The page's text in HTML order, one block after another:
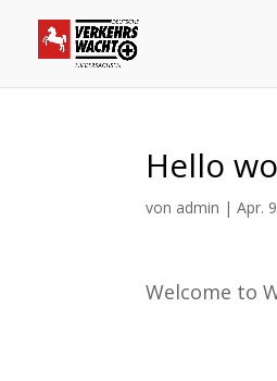
Hello
von admin |Apr.
Welcome to